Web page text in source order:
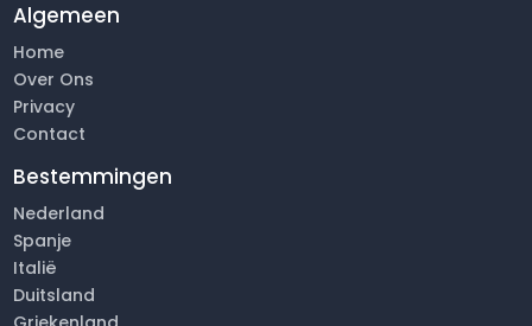
Algemeen
Home
Over Ons
Privacy
Contact
Bestemmingen
Nederland
Spanje
Italië
Duitsland